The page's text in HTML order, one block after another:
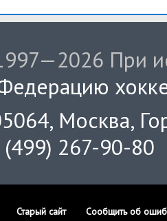
При
Москва,
(499) 267-90-80
Старый сайт Сообщить об